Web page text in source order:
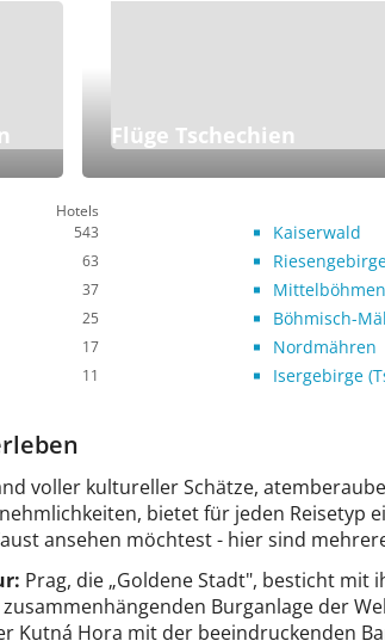
Flüge Tschechien
Hotels
543 Kaiserwald
63
37 Mittelböhmen
25 Böhmisch-
17 Nordmähren
11 Isergebirge
voller kultureller Schätze,
bietet für jeden Reisetyp
ansehen möchtest - hier sind
Prag, die „Goldene Stadt", besticht
Burganlage der
Kutná Hora mit der beeindruckenden